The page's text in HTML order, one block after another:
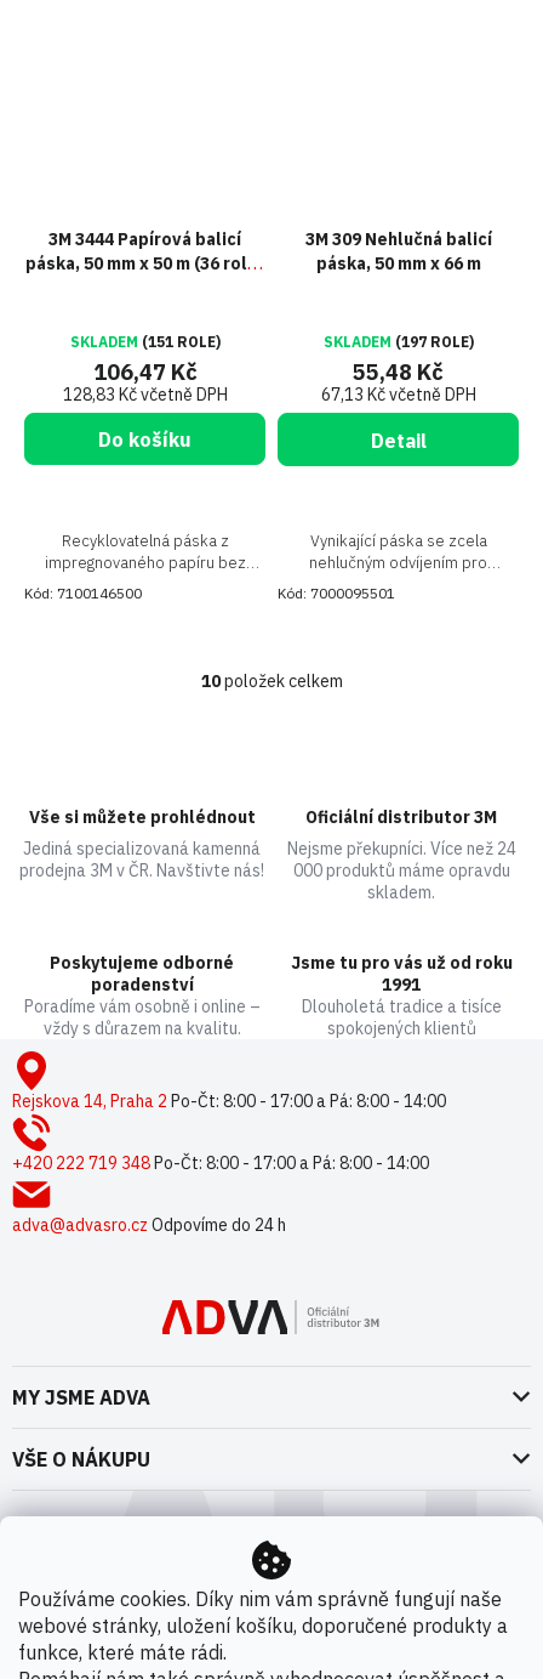
Používáme cookies. Díky nim vám správně fungují naše
webové stránky, uložení košíku, doporučené produkty a
funkce, které máte rádi.
3M 3444 Papírová balicí
páska, 50 mm x 50 m (36 rolí v
SKLADEM (151 ROLE)
128,83 Kč včetně DPH
106,47 Kč
Do košíku
Recyklovatelná páska z
impregnovaného papíru bez
obsahu silikonu
Kód: 7100146500
3M 309 Nehlučná balicí
páska, 50 mm x 66 m
SKLADEM (197 ROLE)
67,13 Kč včetně DPH
55,48 Kč
Detail
Vynikající páska se zcela
nehlučným odvíjením pro
zalepování kartonových krabic,
Kód: 7000095501
O
u
10položek celkem
Vše si můžete prohlédnout
Jediná specializovaná kamenná
prodejna 3M v ČR. Navštivte nás!
Oficiální distributor 3M
Nejsme překupníci. Více než 24
000 produktů máme opravdu
skladem.
Poskytujeme odborné
poradenství
Poradíme vám osobně i online –
vždy s důrazem na kvalitu.
Jsme tu pro vás už od roku
1991
Dlouholetá tradice a tisíce
spokojených klientů
pRejskova 14, Praha 2 Po-Čt: 8:00 - 17:00 a Pá: 8:00 - 14:00
+420 222 719 348 Po-Čt: 8:00 - 17:00 a Pá: 8:00 - 14:00
adva@advasro.cz Odpovíme do 24 h
MY JSME ADVA
O nás
Naše dokumenty
Kontakty
Novinky
VŠE O NÁKUPU
Doprava a platba
VOP pro spotřebitele - fyzické osoby
VOP pro nakupující podnikatele
VOP Letectví / GT&C Aerospace
Zpracování osobních údajů
Možnosti platby